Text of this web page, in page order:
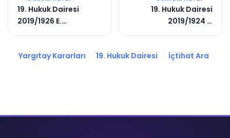
19. Hukuk Dairesi
2019/1926 E.
19. Hukuk Dairesi
2019/1924 E.
Yargıtay Kararları 19. Hukuk Dairesi İçtihat Ara